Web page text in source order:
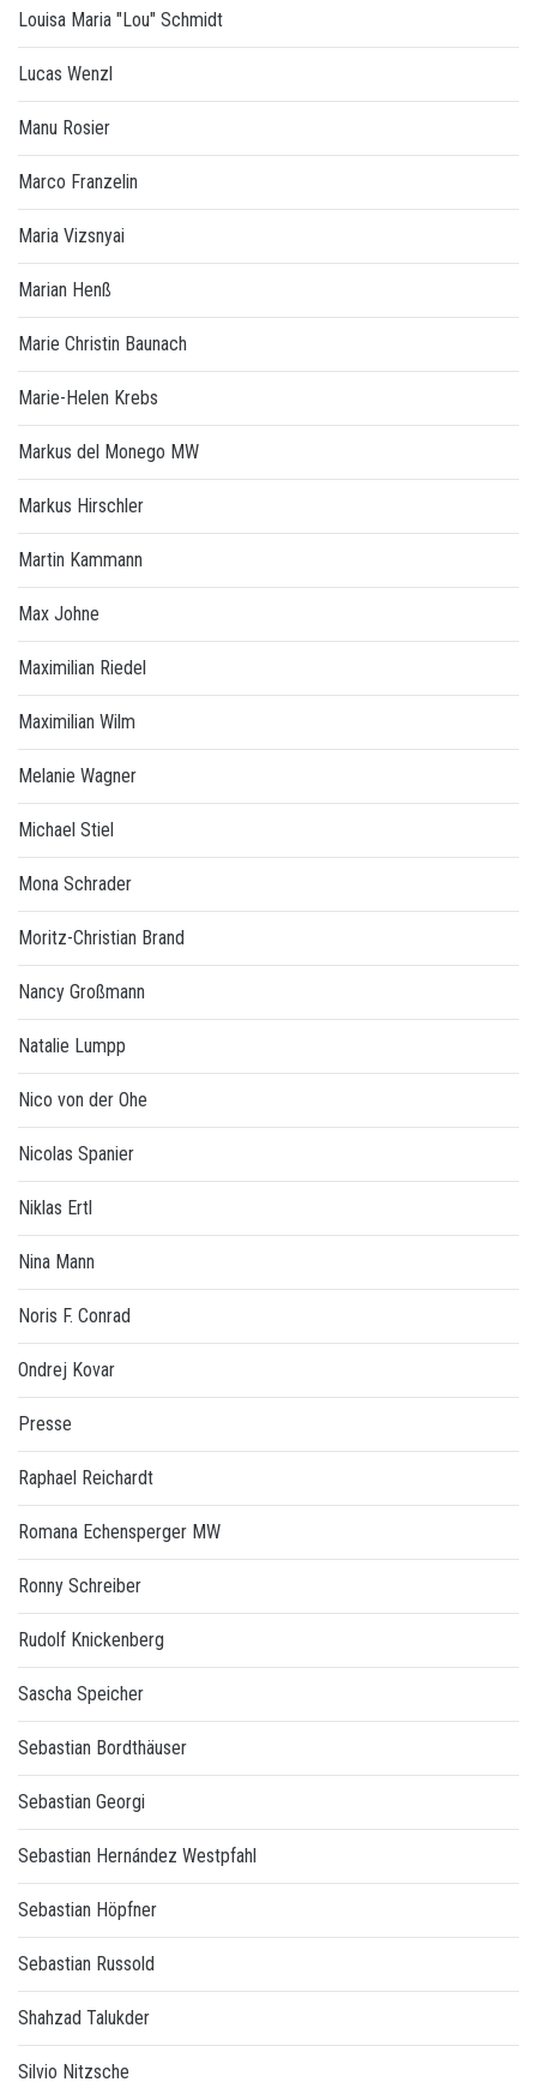
Louisa Maria "Lou" Schmidt
Lucas Wenzl
Manu Rosier
Marco Franzelin
Maria Vizsnyai
Marian Henß
Marie Christin Baunach
Marie-Helen Krebs
Markus del Monego MW
Markus Hirschler
Martin Kammann
Max Johne
Maximilian Riedel
Maximilian Wilm
Melanie Wagner
Michael Stiel
Mona Schrader
Moritz-Christian Brand
Nancy Großmann
Natalie Lumpp
Nico von der Ohe
Nicolas Spanier
Niklas Ertl
Nina Mann
Noris F. Conrad
Ondrej Kovar
Presse
Raphael Reichardt
Romana Echensperger MW
Ronny Schreiber
Rudolf Knickenberg
Sascha Speicher
Sebastian Bordthäuser
Sebastian Georgi
Sebastian Hernández Westpfahl
Sebastian Höpfner
Sebastian Russold
Shahzad Talukder
Silvio Nitzsche